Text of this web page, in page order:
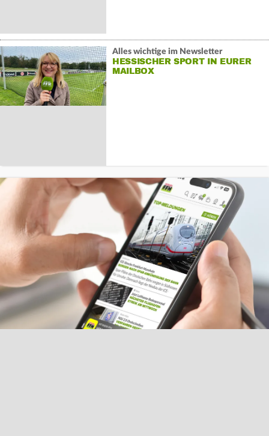
Alles wichtige im Newsletter
HESSISCHER SPORT IN EURER
MAILBOX